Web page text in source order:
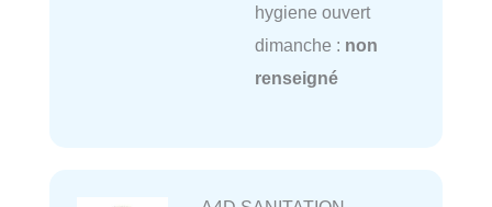
hygiene ouvert
dimanche : non
renseigné